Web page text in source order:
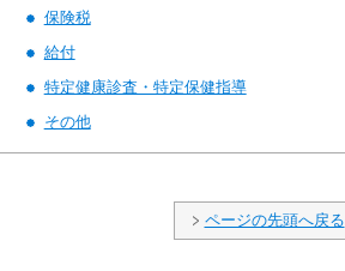
保険税
給付
特定健康診査・特定保健指導
その他
ページの先頭へ戻る